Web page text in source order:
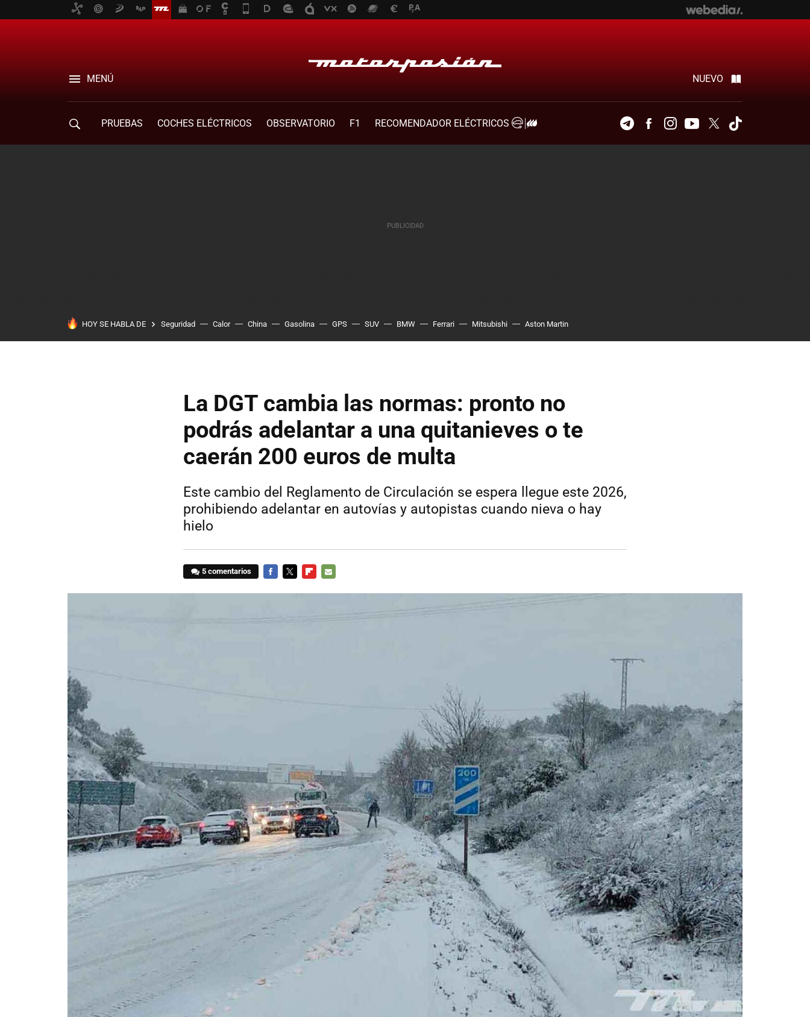
MENÚ NUEVO
PRUEBAS COCHES ELÉCTRICOS OBSERVATORIO F1
RECOMENDADOR ELÉCTRICOS
TelegramFacebookInstagramYoutubeTwitter
HOY SE HABLA DE Seguridad Calor China Gasolina GPS SUV BMW Ferrari Mitsubishi Aston Martin
La DGT cambia las normas: pronto no
podrás adelantar a una quitanieves o te
caerán 200 euros de multa
Este cambio del Reglamento de Circulación se espera llegue este 2026,
prohibiendo adelantar en autovías y autopistas cuando nieva o hay
hielo
5 comentarios